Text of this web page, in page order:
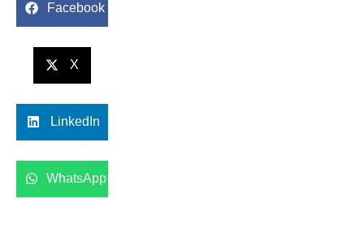
Facebook
X
LinkedIn
WhatsApp